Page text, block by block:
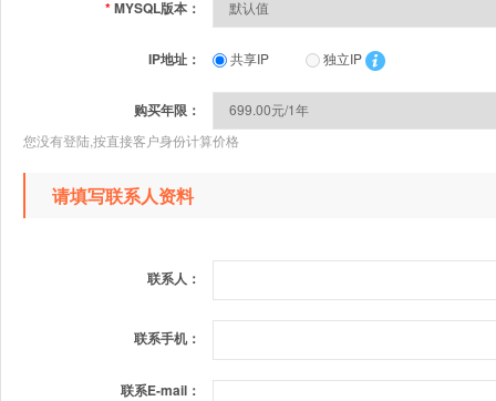
*MYSQL版本：
IP地址： 共享IP 独立IP
购买年限：
您没有登陆,按直接客户身份计算价格
请填写联系人资料
联系人：
联系手机：
联系E-mail：